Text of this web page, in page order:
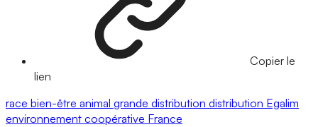
Copier le
lien
race bien-être animal grande distribution distribution Egalim
environnement coopérative France